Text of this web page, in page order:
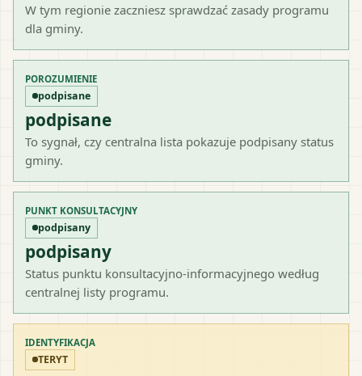
W tym regionie zaczniesz sprawdzać zasady programu
dla gminy.
POROZUMIENIE
podpisane
podpisane
To sygnał, czy centralna lista pokazuje podpisany status
gminy.
PUNKT KONSULTACYJNY
podpisany
podpisany
Status punktu konsultacyjno-informacyjnego według
centralnej listy programu.
IDENTYFIKACJA
TERYT